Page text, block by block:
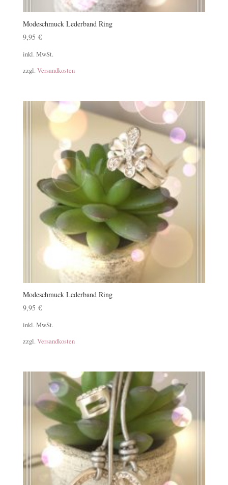
Modeschmuck Lederband Ring
9,95 €
inkl. MwSt.
zzgl. Versandkosten
Modeschmuck Lederband Ring
9,95 €
inkl. MwSt.
zzgl. Versandkosten